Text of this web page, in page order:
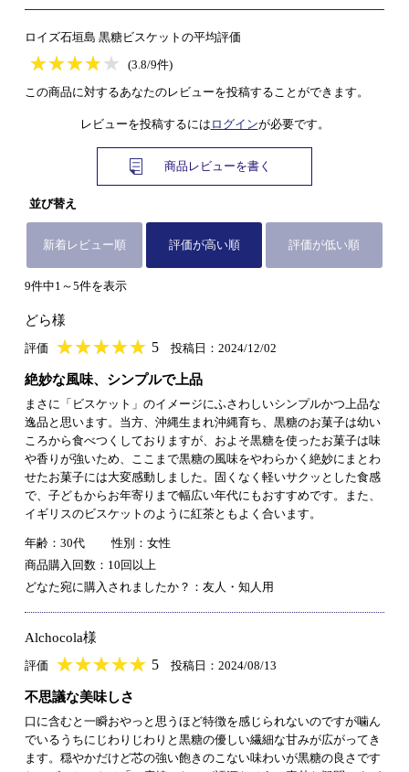
ロイズ石垣島 黒糖ビスケットの平均評価
★★★★★
★★★★★
(3.8/9件)
この商品に対するあなたのレビューを投稿することができます。
レビューを投稿するには ログインが必要です。
商品レビューを書く
並び替え
新着レビュー順 評価が高い順 評価が低い順
9件中1～5件を表示
どら様
評価 ★★★★★
★★★★★ 5 投稿日：2024/12/02
絶妙な風味、シンプルで上品
まさに「ビスケット」のイメージにふさわしいシンプルかつ上品な
逸品と思います。当方、沖縄生まれ沖縄育ち、黒糖のお菓子は幼い
ころから食べつくしておりますが、およそ黒糖を使ったお菓子は味
や香りが強いため、ここまで黒糖の風味をやわらかく絶妙にまとわ
せたお菓子には大変感動しました。固くなく軽いサクッとした食感
で、子どもからお年寄りまで幅広い年代にもおすすめです。また、
イギリスのビスケットのように紅茶ともよく合います。
年齢：30代
性別：女性
商品購入回数：10回以上
どなた宛に購入されましたか？：友人・知人用
Alchocola様
評価 ★★★★★
★★★★★ 5 投稿日：2024/08/13
不思議な美味しさ
口に含むと一瞬おやっと思うほど特徴を感じられないのですが噛ん
でいるうちにじわりじわりと黒糖の優しい繊細な甘みが広がってき
ます。穏やかだけど芯の強い飽きのこない味わいが黒糖の良さです